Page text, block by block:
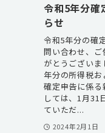
令和5年分確
らせ
令和5年分の確
問い合わせ、ご
がとうござい
年分の所得税お
確定申告に係る
しては、1月31
ていただ...
2024年2月1日